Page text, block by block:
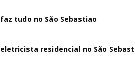
faz tudo no São Sebastiao
eletricista residencial no São